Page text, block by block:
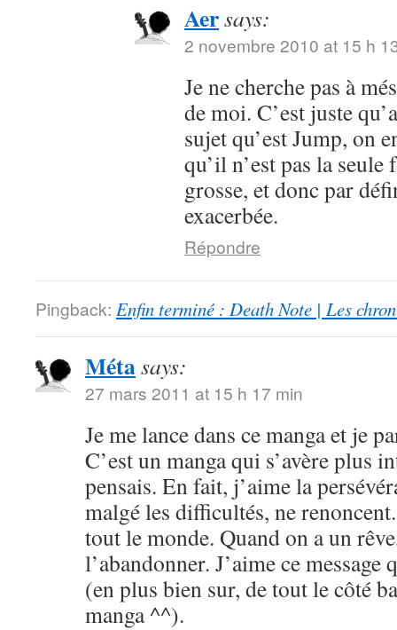
Aersays:
2 novembre 2010 at 15 h
Je ne cherche pas à
de moi. C’est juste
sujet qu’est Jump, on
qu’il n’est pas la
grosse, et donc par
exacerbée.
Répondre
Pingback: Enfin terminé : Death Note | Les
Métasays:
27 mars 2011 at 15 h 17 min
Je me lance dans ce manga et je
C’est un manga qui s’avère plus
pensais. En fait, j’aime la
malgé les difficultés, ne
tout le monde. Quand on a un
l’abandonner. J’aime ce
(en plus bien sur, de tout le côté
manga ^^).